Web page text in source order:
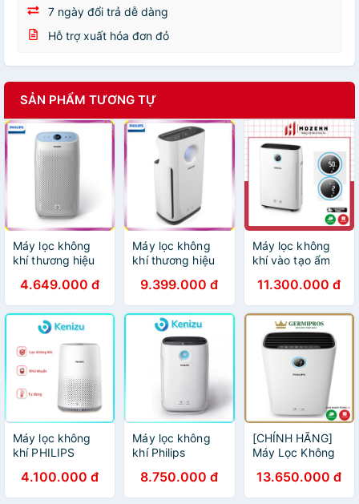
7 ngày đổi trả dễ dàng
Hỗ trợ xuất hóa đơn đỏ
SẢN PHẨM TƯƠNG TỰ
Máy lọc không
khí thương hiệu
AC1216/00 -
Công suất: 50W
- Điện áp: 220V -
Hàng Nhập Khẩu
4.649.000 đ
Máy lọc không
khí thương hiệu
AC3256/00 -
Công suất: 60W
- Điện áp: 220V -
Hàng Nhập Khẩu
9.399.000 đ
Máy lọc không
khí vào tạo ẩm
AC2729/11 [nhập
Đức chính hãng]
11.300.000 đ
Máy lọc không
khí PHILIPS
SERIES 800
[Hàng nhập
4.100.000 đ
Máy lọc không
khí Philips
2000 [Hàng Đức]
8.750.000 đ
[CHÍNH HÃNG]
Máy Lọc Không
2729/11
13.650.000 đ